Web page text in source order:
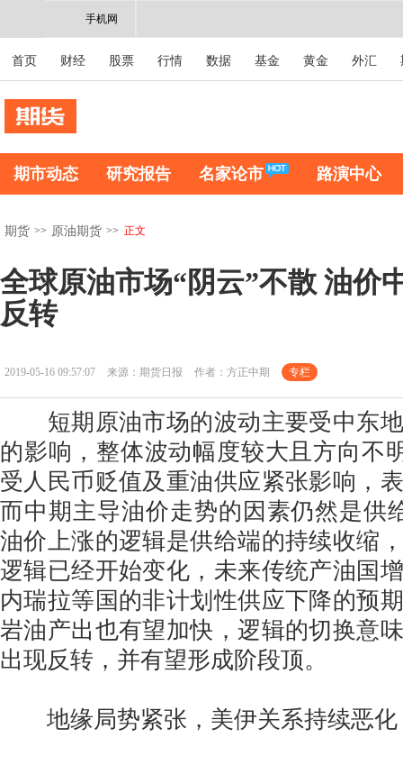
手机网
首页 财经 股票 行情 数据 基金 黄金 外汇
期市动态 研究报告 名家论市 路演中心
期货 >> 原油期货 >> 正文
全球原油市场“阴云”不散 油价
反转
2019-05-16 09:57:07 来源：期货日报 作者：方正中期 专栏
短期原油市场的波动主要受中东地
的影响，整体波动幅度较大且方向不
受人民币贬值及重油供应紧张影响，
而中期主导油价走势的因素仍然是供
油价上涨的逻辑是供给端的持续收缩
逻辑已经开始变化，未来传统产油国
内瑞拉等国的非计划性供应下降的预
岩油产出也有望加快，逻辑的切换意
出现反转，并有望形成阶段顶。
地缘局势紧张，美伊关系持续恶化